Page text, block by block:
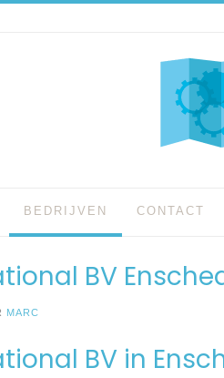
BEDRIJVEN CONTACT
BV
MARC
BV in